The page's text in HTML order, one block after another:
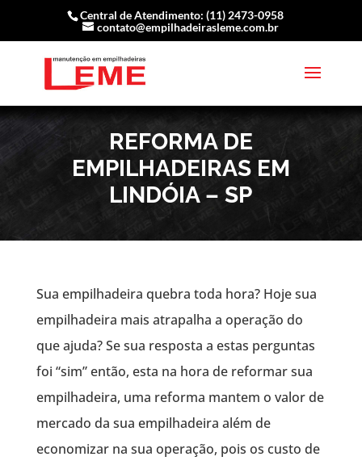
Central de Atendimento: (11) 2473-0958
contato@empilhadeirasleme.com.br
REFORMA DE
EMPILHADEIRAS EM
LINDÓIA – SP
Sua empilhadeira quebra toda hora? Hoje sua
empilhadeira mais atrapalha a operação do
que ajuda? Se sua resposta a estas perguntas
foi “sim” então, esta na hora de reformar sua
empilhadeira, uma reforma mantem o valor de
mercado da sua empilhadeira além de
economizar na sua operação, pois os custo de